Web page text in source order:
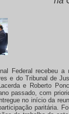
Federal recebeu
e do Tribunal de
e Roberto
passado, com
no início da
paritária.